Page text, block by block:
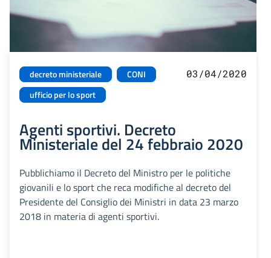
decreto ministeriale
CONI
ufficio per lo sport
03/04/2020
Agenti sportivi. Decreto
Ministeriale del 24 febbraio 2020
Pubblichiamo il Decreto del Ministro per le politiche
giovanili e lo sport che reca modifiche al decreto del
Presidente del Consiglio dei Ministri in data 23 marzo
2018 in materia di agenti sportivi.